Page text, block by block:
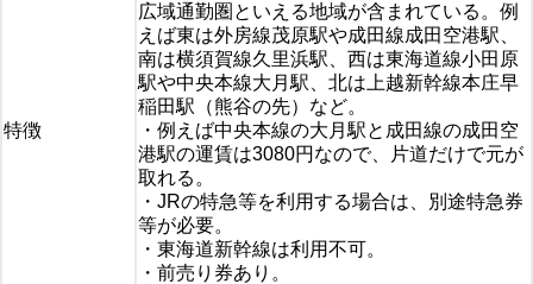
特徴
広域通勤圏といえる地域が含まれている。例
えば東は外房線茂原駅や成田線成田空港駅、
南は横須賀線久里浜駅、西は東海道線小田原
駅や中央本線大月駅、北は上越新幹線本庄早
稲田駅（熊谷の先）など。
・例えば中央本線の大月駅と成田線の成田空
港駅の運賃は3080円なので、片道だけで元が
取れる。
・JRの特急等を利用する場合は、別途特急券
等が必要。
・東海道新幹線は利用不可。
・前売り券あり。